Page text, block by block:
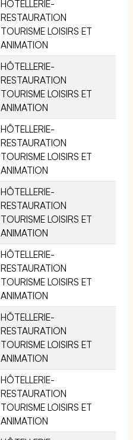
HÔTELLERIE-
RESTAURATION
TOURISME LOISIRS ET
ANIMATION
HÔTELLERIE-
RESTAURATION
TOURISME LOISIRS ET
ANIMATION
HÔTELLERIE-
RESTAURATION
TOURISME LOISIRS ET
ANIMATION
HÔTELLERIE-
RESTAURATION
TOURISME LOISIRS ET
ANIMATION
HÔTELLERIE-
RESTAURATION
TOURISME LOISIRS ET
ANIMATION
HÔTELLERIE-
RESTAURATION
TOURISME LOISIRS ET
ANIMATION
HÔTELLERIE-
RESTAURATION
TOURISME LOISIRS ET
ANIMATION